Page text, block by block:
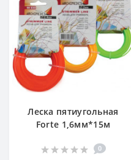
Леска пятиугольная
Forte 1,6мм*15м
0